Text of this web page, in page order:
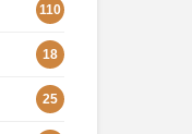
110
18
25